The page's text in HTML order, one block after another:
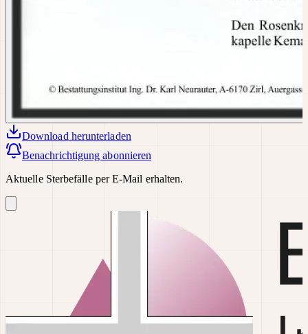
Download herunterladen
Benachrichtigung abonnieren
Aktuelle Sterbefälle per E-Mail erhalten.